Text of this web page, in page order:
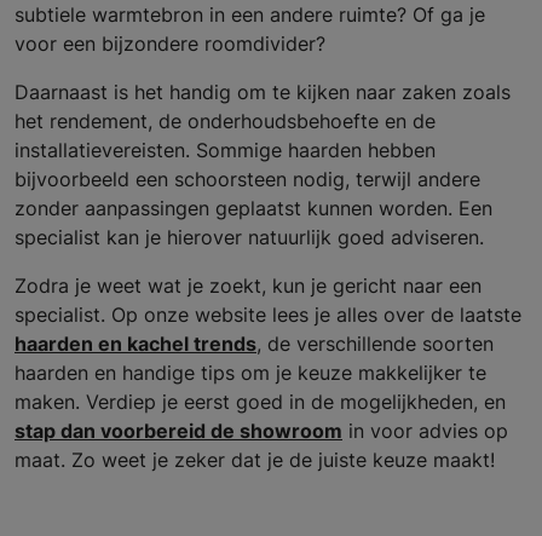
subtiele warmtebron in een andere ruimte? Of ga je
voor een bijzondere roomdivider?
Daarnaast is het handig om te kijken naar zaken zoals
het rendement, de onderhoudsbehoefte en de
installatievereisten. Sommige haarden hebben
bijvoorbeeld een schoorsteen nodig, terwijl andere
zonder aanpassingen geplaatst kunnen worden. Een
specialist kan je hierover natuurlijk goed adviseren.
Zodra je weet wat je zoekt, kun je gericht naar een
specialist. Op onze website lees je alles over de laatste
haarden en kachel trends, de verschillende soorten
haarden en handige tips om je keuze makkelijker te
maken. Verdiep je eerst goed in de mogelijkheden, en
stap dan voorbereid de showroom in voor advies op
maat. Zo weet je zeker dat je de juiste keuze maakt!